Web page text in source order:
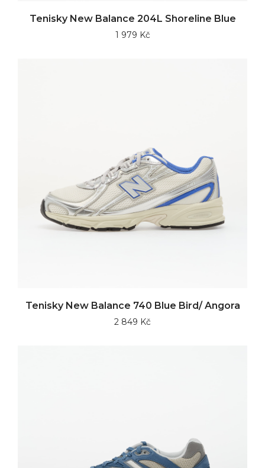
Tenisky New Balance 204L Shoreline Blue
1 979 Kč
Tenisky New Balance 740 Blue Bird/ Angora
2 849 Kč